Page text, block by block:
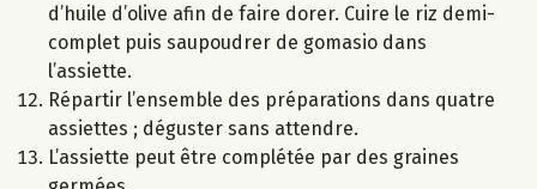
d’huile d’olive afin de faire dorer. Cuire le riz demi-
complet puis saupoudrer de gomasio dans
l’assiette.
Répartir l’ensemble des préparations dans quatre
assiettes ; déguster sans attendre.
L’assiette peut être complétée par des graines